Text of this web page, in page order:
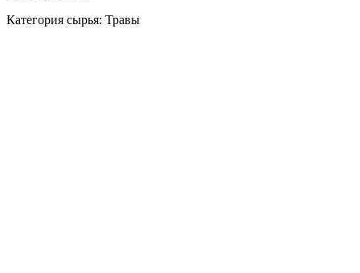
Категория сырья: Травы